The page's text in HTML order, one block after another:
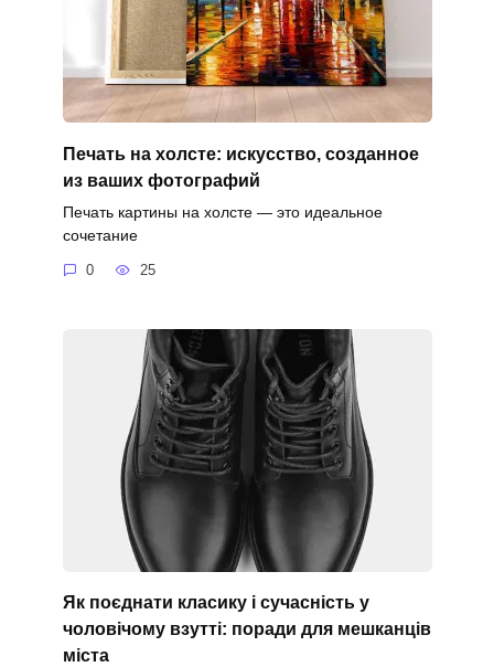
Печать на холсте: искусство, созданное
из ваших фотографий
Печать картины на холсте — это идеальное
сочетание
0 25
Як поєднати класику і сучасність у
чоловічому взутті: поради для мешканців
міста